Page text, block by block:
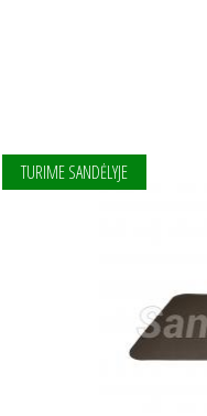
TURIME SANDĖLYJE